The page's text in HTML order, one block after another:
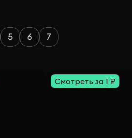
5 6 7
Смотреть за 1 ₽